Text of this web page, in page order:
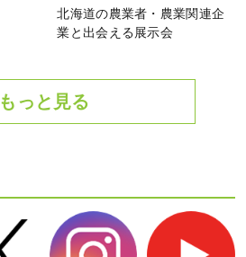
北海道の農業者・農業関連企
業と出会える展示会
もっと見る